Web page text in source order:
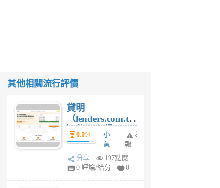
其他相關流行評價
貸明
（lenders.com.tw
）使用心得 — 民
間貸款比較平台
體驗
0.0分
小
黃
蜂
1
舉
報
分享
197點閱
0 評論/給分
0